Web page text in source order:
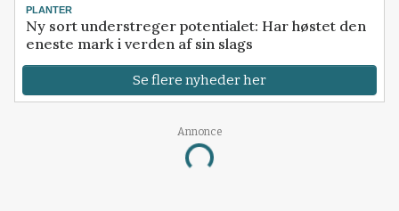
PLANTER
Ny sort understreger potentialet: Har høstet den
eneste mark i verden af sin slags
Se flere nyheder her
Annonce
Loading...